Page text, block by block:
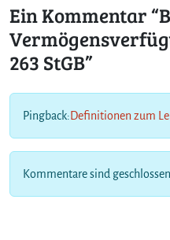
Ein Kommentar
263 StGB”
Pingback:Definitionen zum
Kommentare sind geschlossen.